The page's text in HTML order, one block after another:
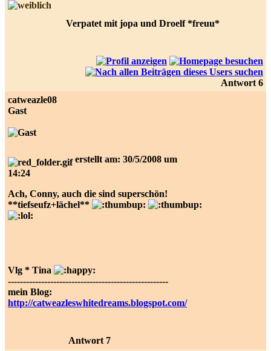
Verpatet mit jopa und Droelf *freuu*
Antwort 6
catweazle08
Gast
erstellt am: 30/5/2008 um
14:24
Ach, Conny, auch die sind superschön!
**tiefseufz+lächel**
Vlg * Tina
-----------------------------------------------------
mein Blog:
http://catweazleswhitedreams.blogspot.com/
Antwort 7